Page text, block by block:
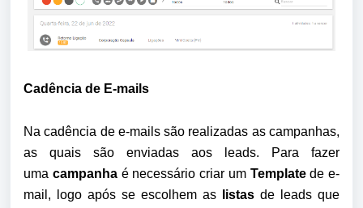
Cadência de E-mails
Na cadência de e-mails são realizadas as campanhas,
as quais são enviadas aos leads. Para fazer
uma campanha é necessário criar um Template de e-
mail, logo após se escolhem as
listas de leads que